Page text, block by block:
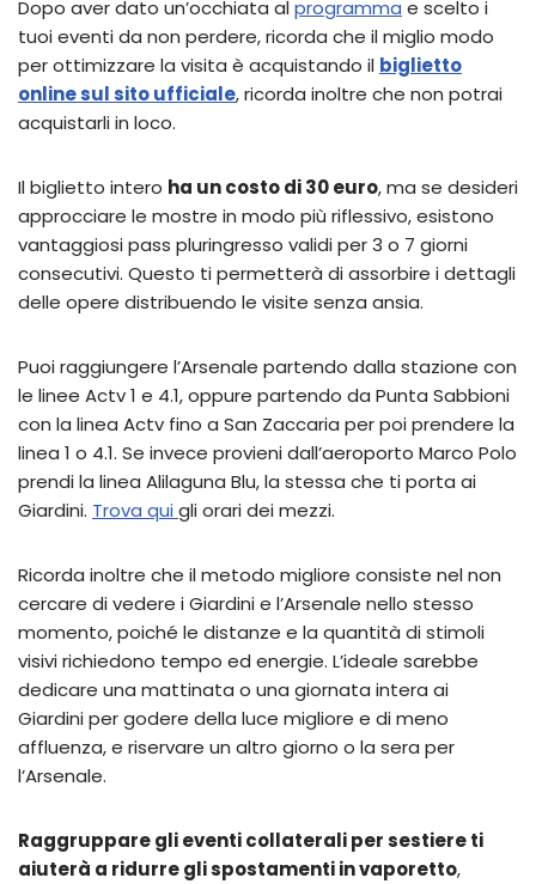
Dopo aver dato un’occhiata alprogramma e scelto i
tuoi eventi da non perdere, ricorda che il miglio modo
per ottimizzare la visita è acquistando il biglietto
online sul sito ufficiale, ricorda inoltre che non potrai
acquistarli in loco.
Il biglietto intero ha un costo di 30 euro, ma se desideri
approcciare le mostre in modo più riflessivo, esistono
vantaggiosi pass pluringresso validi per 3 o 7 giorni
consecutivi. Questo ti permetterà di assorbire i dettagli
delle opere distribuendo le visite senza ansia.
Puoi raggiungere l’Arsenale partendo dalla stazione con
le linee Actv 1 e 4.1, oppure partendo da Punta Sabbioni
con la linea Actv fino a San Zaccaria per poi prendere la
linea 1 o 4.1. Se invece provieni dall’aeroporto Marco Polo
prendi la linea Alilaguna Blu, la stessa che ti porta ai
Giardini. Trova qui gli orari dei mezzi.
Ricorda inoltre che il metodo migliore consiste nel non
cercare di vedere i Giardini e l’Arsenale nello stesso
momento, poiché le distanze e la quantità di stimoli
visivi richiedono tempo ed energie. L’ideale sarebbe
dedicare una mattinata o una giornata intera ai
Giardini per godere della luce migliore e di meno
affluenza, e riservare un altro giorno o la sera per
l’Arsenale.
Raggruppare gli eventi collaterali per sestiere ti
aiuterà a ridurre gli spostamenti in vaporetto,